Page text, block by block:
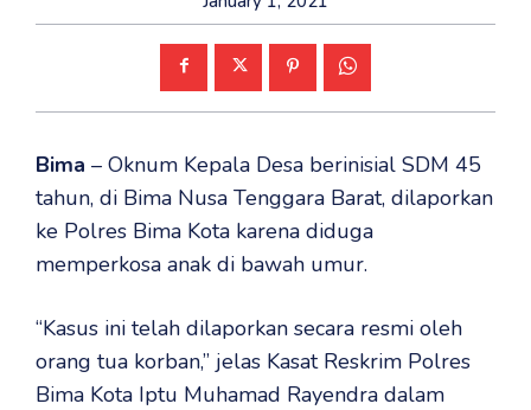
Bima – Oknum Kepala Desa berinisial SDM 45
tahun, di Bima Nusa Tenggara Barat, dilaporkan
ke Polres Bima Kota karena diduga
memperkosa anak di bawah umur.
“Kasus ini telah dilaporkan secara resmi oleh
orang tua korban,” jelas Kasat Reskrim Polres
Bima Kota Iptu Muhamad Rayendra dalam